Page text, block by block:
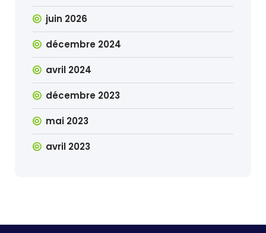
juin 2026
décembre 2024
avril 2024
décembre 2023
mai 2023
avril 2023